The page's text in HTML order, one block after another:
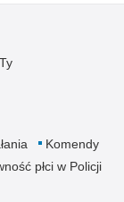
Komendy
płci w Policji